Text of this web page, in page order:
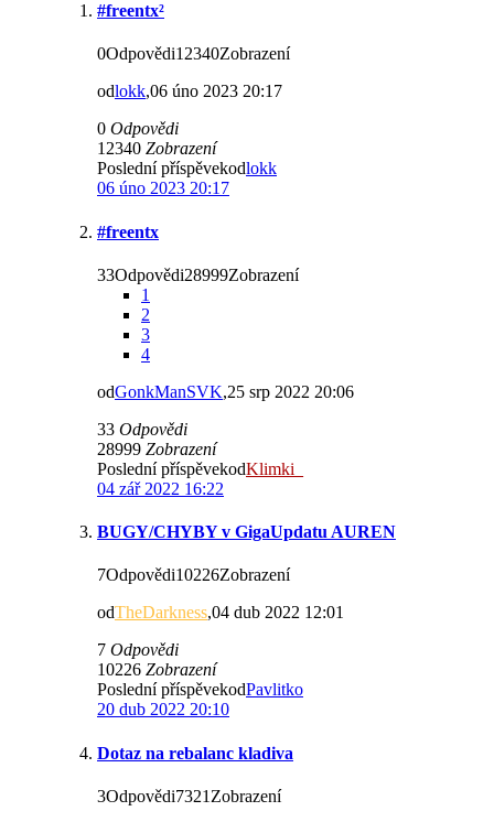
#freentx²
0Odpovědi12340Zobrazení
odlokk,06 úno 2023 20:17
0 Odpovědi
12340 Zobrazení
Poslední příspěvekodlokk
06 úno 2023 20:17
#freentx
33Odpovědi28999Zobrazení
1
2
3
4
odGonkManSVK,25 srp 2022 20:06
33 Odpovědi
28999 Zobrazení
Poslední příspěvekodKlimki_
04 zář 2022 16:22
BUGY/CHYBY v GigaUpdatu AUREN
7Odpovědi10226Zobrazení
odTheDarkness,04 dub 2022 12:01
7 Odpovědi
10226 Zobrazení
Poslední příspěvekodPavlitko
20 dub 2022 20:10
Dotaz na rebalanc kladiva
3Odpovědi7321Zobrazení